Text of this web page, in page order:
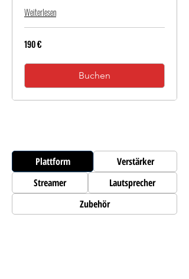
Weiterlesen
190
Euro
190 €
Buchen
Plattform
Verstärker
Streamer
Lautsprecher
Zubehör